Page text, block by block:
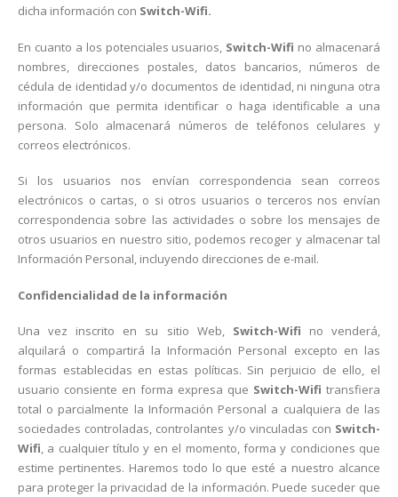
dicha información con Switch-Wifi.
En cuanto a los potenciales usuarios, Switch-Wifi no almacenará
nombres, direcciones postales, datos bancarios, números de
cédula de identidad y/o documentos de identidad, ni ninguna otra
información que permita identificar o haga identificable a una
persona. Solo almacenará números de teléfonos celulares y
correos electrónicos.
Si los usuarios nos envían correspondencia sean correos
electrónicos o cartas, o si otros usuarios o terceros nos envían
correspondencia sobre las actividades o sobre los mensajes de
otros usuarios en nuestro sitio, podemos recoger y almacenar tal
Información Personal, incluyendo direcciones de e-mail.
Confidencialidad de la información
Una vez inscrito en su sitio Web, Switch-Wifi no venderá,
alquilará o compartirá la Información Personal excepto en las
formas establecidas en estas políticas. Sin perjuicio de ello, el
usuario consiente en forma expresa que Switch-Wifi transfiera
total o parcialmente la Información Personal a cualquiera de las
sociedades controladas, controlantes y/o vinculadas con Switch-
Wifi, a cualquier título y en el momento, forma y condiciones que
estime pertinentes. Haremos todo lo que esté a nuestro alcance
para proteger la privacidad de la información. Puede suceder que